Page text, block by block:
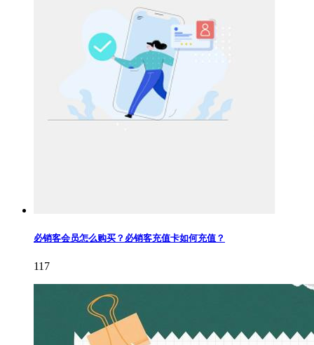
必销客会员怎么购买？必销客充值卡如何充值？
117